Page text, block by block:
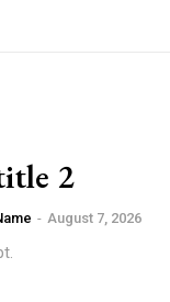
2
- August 7, 2026